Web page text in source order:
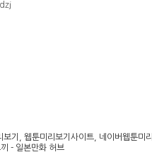
보기, 웹툰미리보기사이트, 네이버웹툰
- 일본만화 허브